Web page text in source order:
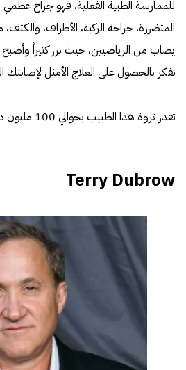
للممارسة الطبية الفعلية، فهو جراح
المتضررة، جراحة الركبة، الأطراف،
تفكر بالحصول على العلاج الأمثل
تقدر ثروة هذا الطبيب بحوالي 100 مليون دولار.
Terry Dubrow